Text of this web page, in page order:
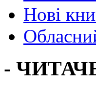
Нові
-